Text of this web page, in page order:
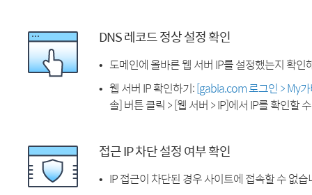
DNS 레코드 정상 설정 확인
도메인에 올바른 웹 서버 IP를 설정했는지 확인
웹 서버 IP 확인하기:[gabia.com 로그인 > My
솔] 버튼 클릭 > [웹 서버 > IP]에서 IP를 확인할
접근 IP 차단 설정 여부 확인
IP 접근이 차단된 경우 사이트에 접속할 수 없습